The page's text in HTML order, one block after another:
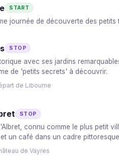
START
journée de découverte des petits
STOP
avec ses jardins
de 'petits secrets' à découvrir.
de Libourne
STOP
connu comme le plus petit
un café dans un cadre
de Vayres